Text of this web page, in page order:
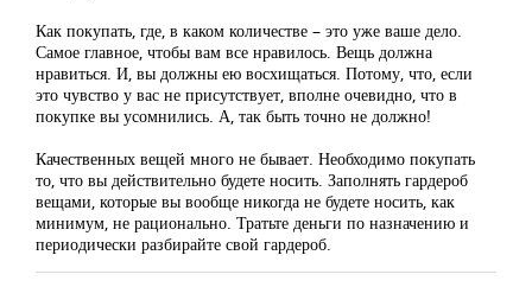
Как покупать, где, в каком количестве – это уже ваше дело.
Самое главное, чтобы вам все нравилось. Вещь должна
нравиться. И, вы должны ею восхищаться. Потому, что, если
это чувство у вас не присутствует, вполне очевидно, что в
покупке вы усомнились. А, так быть точно не должно!
Качественных вещей много не бывает. Необходимо покупать
то, что вы действительно будете носить. Заполнять гардероб
вещами, которые вы вообще никогда не будете носить, как
минимум, не рационально. Тратьте деньги по назначению и
периодически разбирайте свой гардероб.